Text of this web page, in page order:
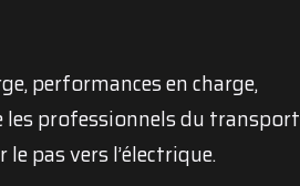
performances en charge,
professionnels du transport
pas vers l’électrique.